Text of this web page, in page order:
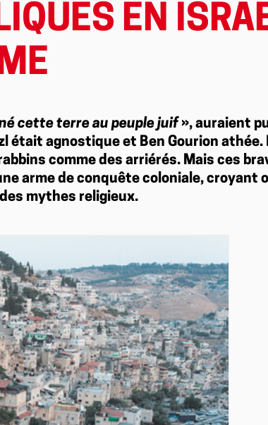
EN
cette terre au peuple juif », auraient
était agnostique et Ben Gourion athée.
comme des arriérés. Mais ces
arme de conquête coloniale, croyant
mythes religieux.